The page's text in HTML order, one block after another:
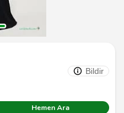
Bildir
Hemen Ara